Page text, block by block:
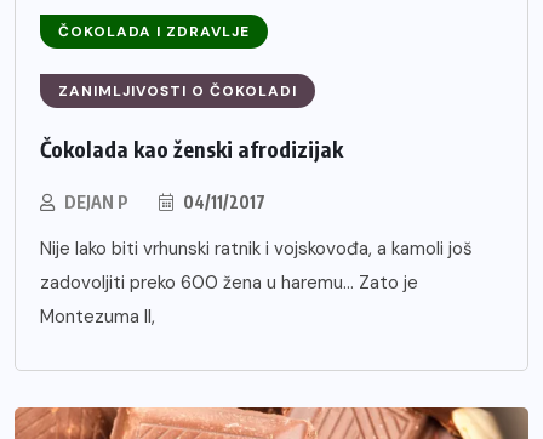
ČOKOLADA I ZDRAVLJE
ZANIMLJIVOSTI O ČOKOLADI
Čokolada kao ženski afrodizijak
DEJAN P 04/11/2017
Nije lako biti vrhunski ratnik i vojskovođa, a kamoli još
zadovoljiti preko 600 žena u haremu… Zato je
Montezuma II,